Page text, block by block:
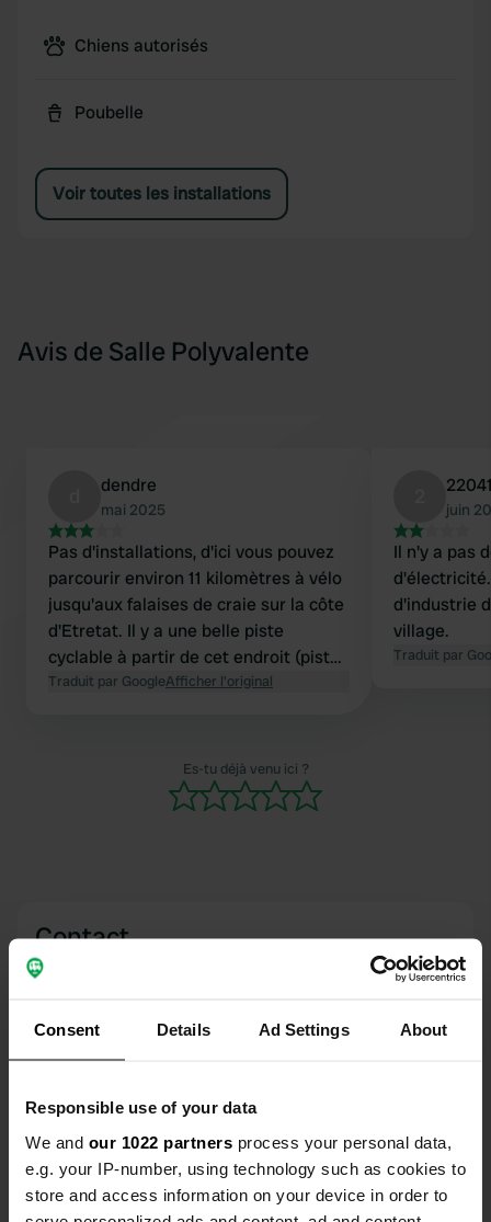
Consent Details Ad Settings About
Responsible use of your data
We and our 1022 partners process your personal data,
e.g. your IP-number, using technology such as cookies to
store and access information on your device in order to
Chiens autorisés
Poubelle
Voir toutes les installations
Avis de Salle Polyvalente
dendre
mai 2025
Pas d'installations, d'ici vous pouvez
parcourir environ 11 kilomètres à vélo
jusqu'aux falaises de craie sur la côte
d'Etretat. Il y a une belle piste
cyclable à partir de cet endroit (piste
cyclable verte). Tous les campings et
alternative si vous êtes autonome.
Traduit par GoogleAfficher l'original
juin
Il n'y a pas
d'industrie
village.
Traduit par
Es-tu déjà venu ici ?
Contact
Rue de la Liberté
Copie
49° 41' 49" N 0° 19' 46" E
Copie
49.69694 0.32949
Code du site